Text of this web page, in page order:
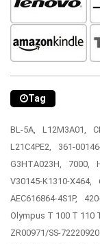
Tag
BL-5A, L12M3A01,
L21C4PE2,
361-
G3HTA023H,
7000,
V30145-K1310-X464,
AEC616864-4S1P,
Olympus T 100 T 110
ZR00971/SS-